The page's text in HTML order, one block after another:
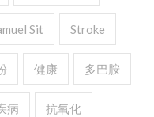
Sit Stroke
健康 多巴胺
病 抗氧化